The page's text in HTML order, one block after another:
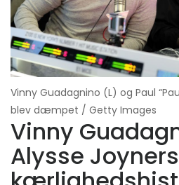
Vinny Guadagnino (L) og Paul
blev dæmpet / Getty Images
Vinny
Alysse Joyners